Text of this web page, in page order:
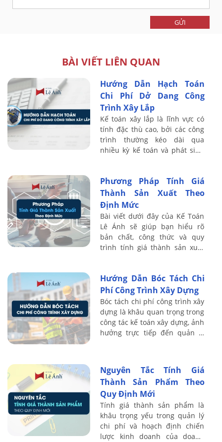
GỬI
BÀI VIẾT LIÊN QUAN
Hướng Dẫn Hạch Toán
Chi Phí Dở Dang Công
Trình Xây Lắp
Kế toán xây lắp là lĩnh vực có
tính đặc thù cao, bởi các công
trình thường kéo dài qua
nhiều kỳ kế toán và phát sinh
phần giá ...
Phương Pháp Tính Giá
Thành Sản Xuất Theo
Định Mức
Bài viết dưới đây của Kế Toán
Lê Ánh sẽ giúp bạn hiểu rõ
bản chất, công thức và quy
trình tính giá thành sản xuất
trong ...
Hướng Dẫn Bóc Tách Chi
Phí Công Trình Xây Dựng
Bóc tách chi phí công trình xây
dựng là khâu quan trọng trong
công tác kế toán xây dựng, ảnh
hưởng trực tiếp đến quản lý
Nguyên Tắc Tính Giá
Thành Sản Phẩm Theo
Quy Định Mới
Tính giá thành sản phẩm là
khâu trọng yếu trong quản lý
chi phí và hoạch định chiến
lược kinh doanh của doanh